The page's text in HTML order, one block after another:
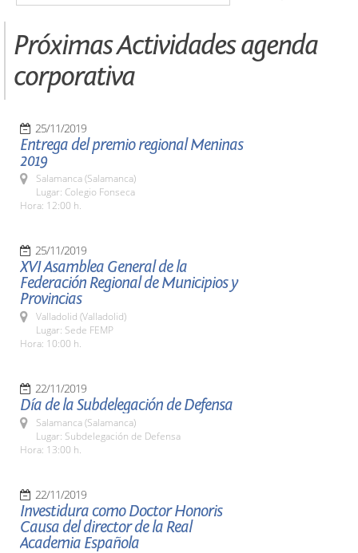
Próximas Actividades agenda
corporativa
25/11/2019
Entrega del premio regional Meninas
2019
Salamanca (Salamanca)
Lugar: Colegio Fonseca
Hora: 12:00 h.
25/11/2019
XVI Asamblea General de la
Federación Regional de Municipios y
Provincias
Valladolid (Valladolid)
Lugar: Sede FEMP
Hora: 10:00 h.
22/11/2019
Día de la Subdelegación de Defensa
Salamanca (Salamanca)
Lugar: Subdelegación de Defensa
Hora: 13:00 h.
22/11/2019
Investidura como Doctor Honoris
Causa del director de la Real
Academia Española